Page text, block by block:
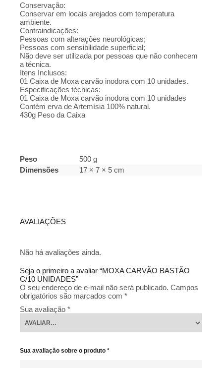
Conservação:
Conservar em locais arejados com temperatura
ambiente.
Contraindicações:
Pessoas com alterações neurológicas;
Pessoas com sensibilidade superficial;
Não deve ser utilizada por pessoas que não conhecem
a técnica.
Itens Inclusos:
01 Caixa de Moxa carvão inodora com 10 unidades.
Especificações técnicas:
01 Caixa de Moxa carvão inodora com 10 unidades
Contém erva de Artemísia 100% natural.
430g Peso da Caixa
Peso
500 g
Dimensões
17 × 7 × 5 cm
AVALIAÇÕES
Não há avaliações ainda.
Seja o primeiro a avaliar “MOXA CARVÃO BASTÃO
C/10 UNIDADES”
O seu endereço de e-mail não será publicado. Campos
obrigatórios são marcados com *
Sua avaliação *
Sua avaliação sobre o produto *